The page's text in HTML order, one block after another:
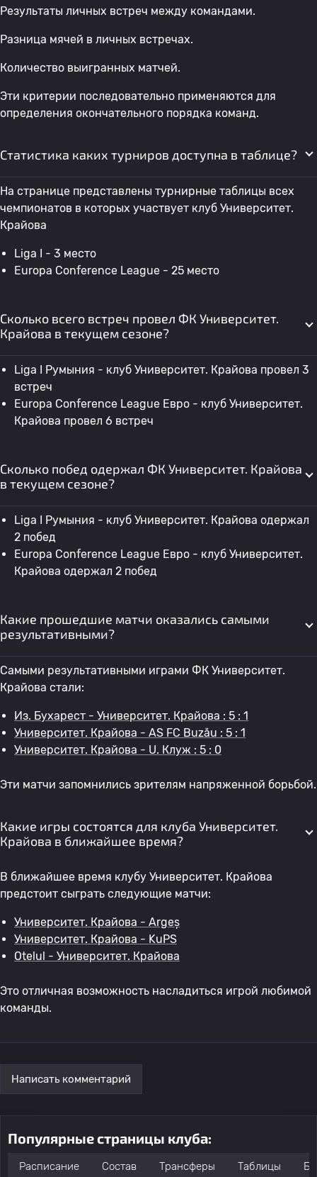
Результаты личных встреч между командами.
Разница мячей в личных встречах.
Количество выигранных матчей.
Эти критерии последовательно применяются для
определения окончательного порядка команд.
Статистика каких турниров доступна в таблице?
На странице представлены турнирные таблицы всех
чемпионатов в которых участвует клуб Университет.
Крайова
Liga I - 3 место
Europa Conference League - 25 место
Сколько всего встреч провел ФК Университет.
Крайова в текущем сезоне?
Liga I Румыния - клуб Университет. Крайова провел 3
встреч
Europa Conference League Евро - клуб Университет.
Крайова провел 6 встреч
Сколько побед одержал ФК Университет. Крайова
в текущем сезоне?
Liga I Румыния - клуб Университет. Крайова одержал
2 побед
Europa Conference League Евро - клуб Университет.
Крайова одержал 2 побед
Какие прошедшие матчи оказались самыми
результативными?
Самыми результативными играми ФК Университет.
Крайова стали:
Из. Бухарест - Университет. Крайова : 5 : 1
Университет. Крайова - AS FC Buzău : 5 : 1
Университет. Крайова - U. Клуж : 5 : 0
Эти матчи запомнились зрителям напряженной борьбой.
Какие игры состоятся для клуба Университет.
Крайова в ближайшее время?
В ближайшее время клубу Университет. Крайова
предстоит сыграть следующие матчи:
Университет. Крайова - Argeș
Университет. Крайова - KuPS
Otelul - Университет. Крайова
Это отличная возможность насладиться игрой любимой
команды.
Написать комментарий
Популярные страницы клуба:
Расписание Состав Трансферы Таблицы